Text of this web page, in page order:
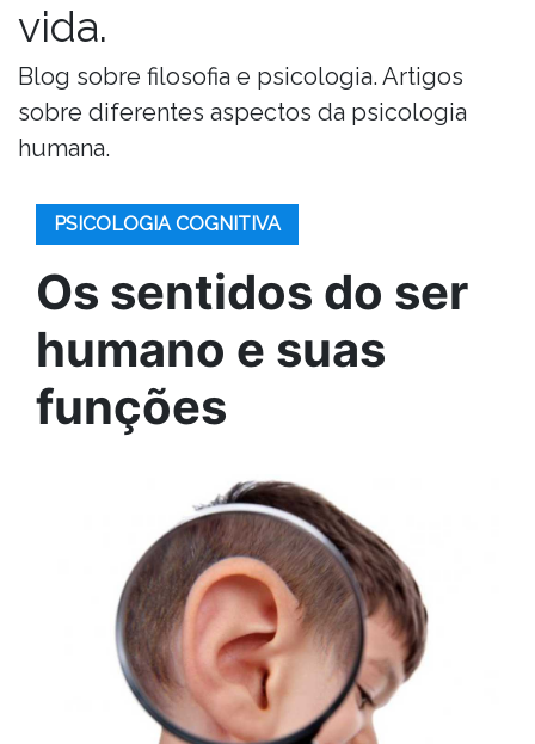
vida.
Blog sobre filosofia e psicologia. Artigos
sobre diferentes aspectos da psicologia
humana.
PSICOLOGIA COGNITIVA
Os sentidos do ser
humano e suas
funções